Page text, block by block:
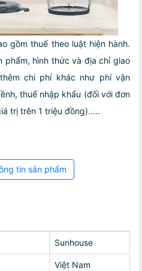
gồm thuế theo luật hiện hành.
phẩm, hình thức và địa chỉ giao
chi phí khác như phí vận
thuế nhập khẩu (đối với đơn
trị trên 1 triệu đồng).....
tin sản phẩm
Sunhouse
Việt Nam